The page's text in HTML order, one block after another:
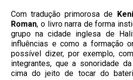
Com tradução primorosa de
Roman, o livro narra de forma
grupo na cidade inglesa de
influências e como a formação
possível dizer, por exemplo,
integrantes, que a sonoridade
cima do jeito de tocar do